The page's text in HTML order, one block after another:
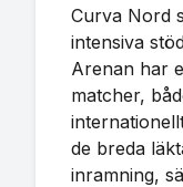
Curva Nord
intensiva
Arenan har
matcher,
de breda
inramning,